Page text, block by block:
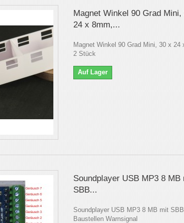
Magnet Winkel 90 Grad Mini,
24 x 8mm,...
Magnet Winkel 90 Grad Mini, 30 x 24
2 Stück
Auf Lager
Soundplayer USB MP3 8 MB
SBB...
Soundplayer USB MP3 8 MB mit SBB
Baustellen Warnsignal